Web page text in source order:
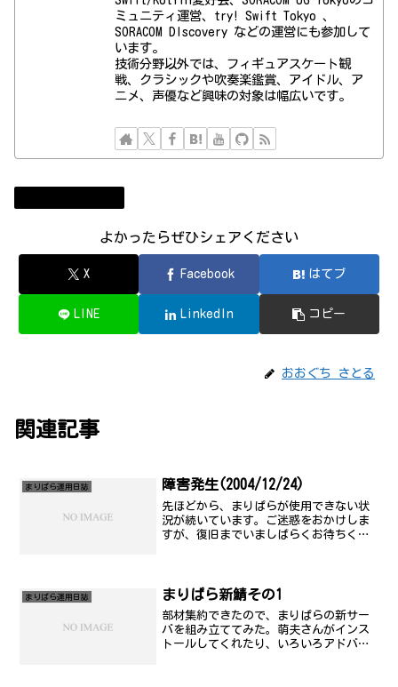
ミュニティ運営、try! Swift Tokyo 、
SORACOM DIscovery などの運営にも参加して
います。
技術分野以外では、フィギュアスケート観
戦、クラシックや吹奏楽鑑賞、アイドル、ア
ニメ、声優など興味の対象は幅広いです。
よかったらぜひシェアください
X Facebook はてブ
LINE LinkedIn コピー
おおぐち さとる
関連記事
まりぱら運用日誌 障害発生(2004/12/24)
先ほどから、まりぱらが使用できない状
況が続いています。ご迷惑をおかけしま
すが、復旧までいましばらくお待ちくだ
障...
まりぱら運用日誌 まりぱら新鯖その1
部材集約できたので、まりぱらの新サー
バを組み立ててみた。萌夫さんがインス
トールしてくれたり、いろいろアドバイ